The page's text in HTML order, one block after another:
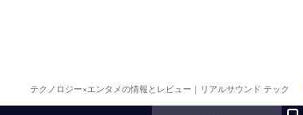
テクノロジー×エンタメの情報とレビュー｜リアルサウンド テック